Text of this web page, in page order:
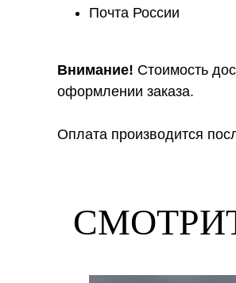
Почта России
Внимание! Стоимость
оформлении заказа.
Оплата производится